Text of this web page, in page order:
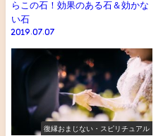
らこの石！効果のある石＆効かな
い石
2019.07.07
復縁おまじない・スピリチュアル